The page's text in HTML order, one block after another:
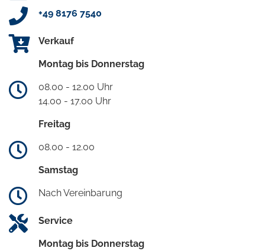
+49 8176 7540
Verkauf
Montag bis Donnerstag
08.00 - 12.00 Uhr
14.00 - 17.00 Uhr
Freitag
08.00 - 12.00
Samstag
Nach Vereinbarung
Service
Montag bis Donnerstag